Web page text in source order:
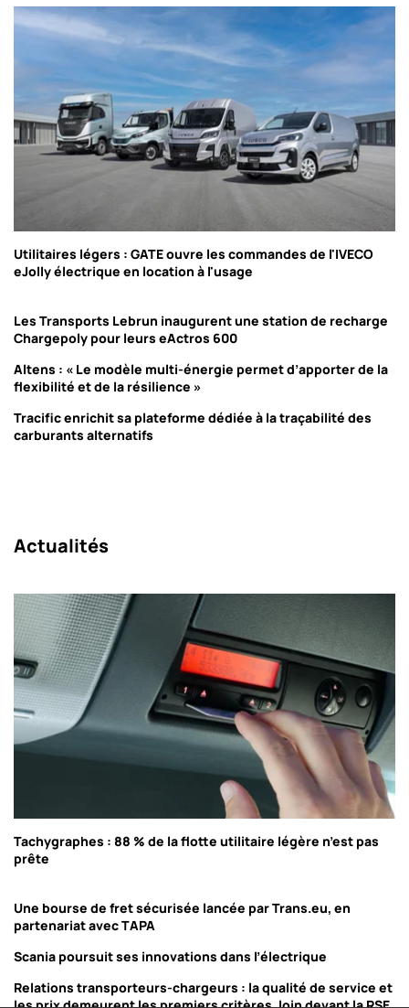
Utilitaires légers : GATE ouvre les commandes de l'IVECO
eJolly électrique en location à l'usage
Les Transports Lebrun inaugurent une station de recharge
Chargepoly pour leurs eActros 600
Altens : « Le modèle multi-énergie permet d’apporter de la
flexibilité et de la résilience »
Tracific enrichit sa plateforme dédiée à la traçabilité des
carburants alternatifs
Actualités
Tachygraphes : 88 % de la flotte utilitaire légère n’est pas
prête
Une bourse de fret sécurisée lancée par Trans.eu, en
partenariat avec TAPA
Scania poursuit ses innovations dans l’électrique
Relations transporteurs-chargeurs : la qualité de service et
les prix demeurent les premiers critères, loin devant la RSE